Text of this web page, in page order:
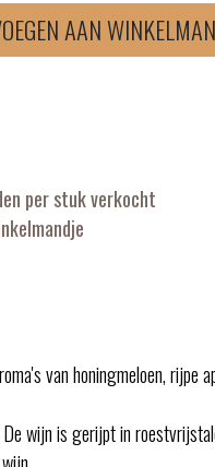
AAN
per stuk verkocht
van honingmeloen, rijpe
wijn is gerijpt in